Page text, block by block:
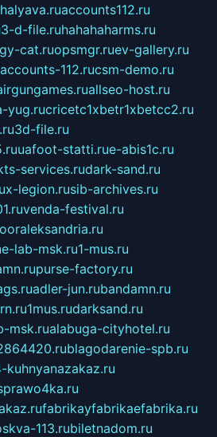
accounts112.ru
3-d-file.ruhahahaharms.ru
cat.ruopsmgr.ruev-gallery.ru
accounts-112.rucsm-demo.ru
allseo-host.ru
yug.rucricetc1xbetr1xbetcc2.ru
3d-file.ru
uafoot-statti.rue-abis1c.ru
services.rudark-sand.ru
x-legion.rusib-archives.ru
venda-festival.ru
lab-msk.ru1-mus.ru
purse-factory.ru
adler-jun.rubandamn.ru
1mus.rudarksand.ru
msk.rualabuga-cityhotel.ru
blagodarenie-spb.ru
fabrikayfabrikaefabrika.ru
113.rubiletnadom.ru